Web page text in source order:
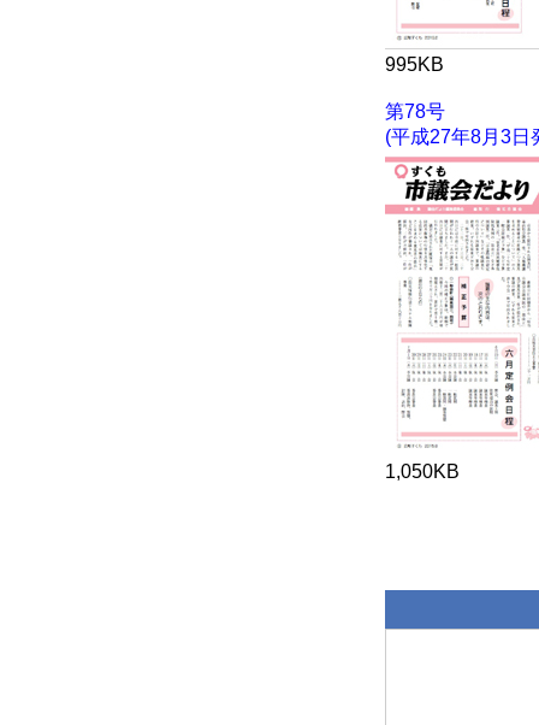
995KB
第78号
(平成27年8月3日
1,050KB